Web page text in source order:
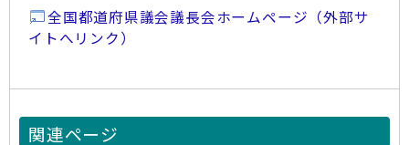
全国都道府県議会議長会ホームページ（外部サ
イトへリンク）
関連ページ